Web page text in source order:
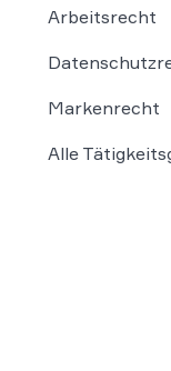
Arbeitsrecht
Markenrecht
Alle